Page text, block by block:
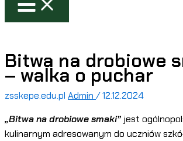
Bitwa na drobiowe
– walka o puchar
zsskepe.edu.pl Admin /12.12.2024
„Bitwa na drobiowe smaki” jest
kulinarnym adresowanym do uczniów